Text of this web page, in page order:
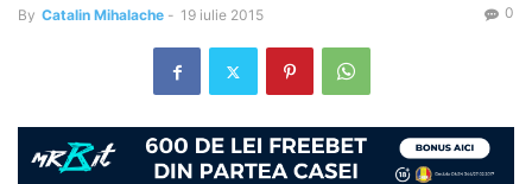
By Catalin Mihalache - 19 iulie 2015 0